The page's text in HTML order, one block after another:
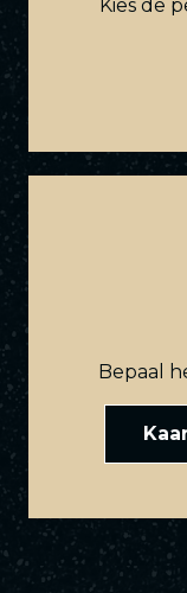
Kies de
Bepaal